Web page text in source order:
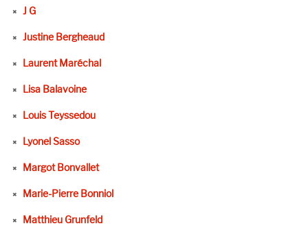
J G
Justine Bergheaud
Laurent Maréchal
Lisa Balavoine
Louis Teyssedou
Lyonel Sasso
Margot Bonvallet
Marie-Pierre Bonniol
Matthieu Grunfeld